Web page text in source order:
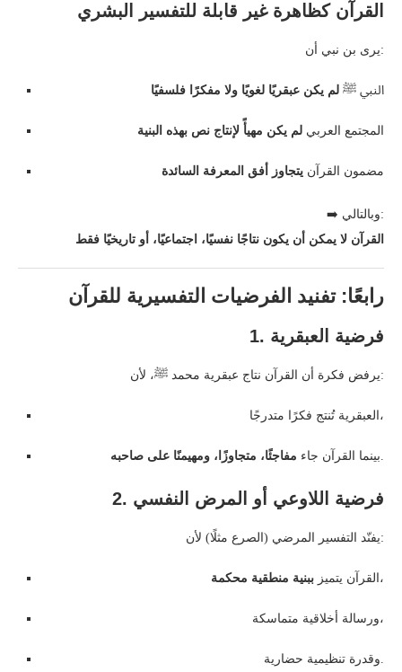
القرآن كظاهرة غير قابلة للتفسير البشري
يرى بن نبي أن:
النبي ﷺ لم يكن عبقريًا لغويًا ولا مفكرًا فلسفيًا
المجتمع العربي لم يكن مهيأً لإنتاج نص بهذه البنية
مضمون القرآن يتجاوز أفق المعرفة السائدة
➡️ وبالتالي:
القرآن لا يمكن أن يكون نتاجًا نفسيًا، اجتماعيًا، أو تاريخيًا فقط
رابعًا: تفنيد الفرضيات التفسيرية للقرآن
1. فرضية العبقرية
يرفض فكرة أن القرآن نتاج عبقرية محمد ﷺ، لأن:
العبقرية تُنتج فكرًا متدرجًا،
بينما القرآن جاء مفاجئًا، متجاوزًا، ومهيمنًا على صاحبه .
2. فرضية اللاوعي أو المرض النفسي
يفنّد التفسير المرضي (الصرع مثلًا) لأن:
القرآن يتميز ببنية منطقية محكمة ،
ورسالة أخلاقية متماسكة،
وقدرة تنظيمية حضارية.